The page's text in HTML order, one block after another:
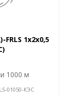
1x2x0,5
1000 м
01050-КЭС